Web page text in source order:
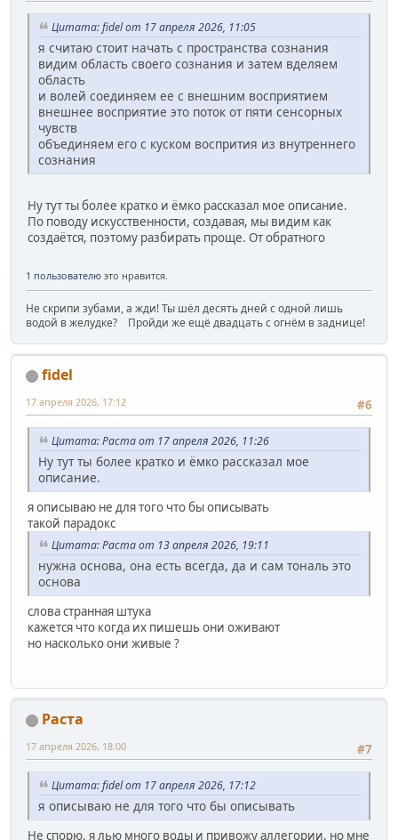
Цитата: fidel от 17 апреля 2026, 11:05
я считаю стоит начать с пространства сознания
видим область своего сознания и затем вделяем
область
и волей соединяем ее с внешним восприятием
внешнее восприятие это поток от пяти сенсорных
чувств
объединяем его с куском воспрития из внутреннего
сознания
Ну тут ты более кратко и ёмко рассказал мое описание.
По поводу искусственности, создавая, мы видим как
создаётся, поэтому разбирать проще. От обратного
1 пользователю это нравится.
Не скрипи зубами, а жди! Ты шёл десять дней с одной лишь
водой в желудке? Пройди же ещё двадцать с огнём в заднице!
fidel
#6
17 апреля 2026, 17:12
Цитата: Раста от 17 апреля 2026, 11:26
Ну тут ты более кратко и ёмко рассказал мое
описание.
я описываю не для того что бы описывать
такой парадокс
Цитата: Раста от 13 апреля 2026, 19:11
нужна основа, она есть всегда, да и сам тональ это
основа
слова странная штука
кажется что когда их пишешь они оживают
но насколько они живые ?
Раста
#7
17 апреля 2026, 18:00
Цитата: fidel от 17 апреля 2026, 17:12
я описываю не для того что бы описывать
Не спорю, я лью много воды и привожу аллегории, но мне